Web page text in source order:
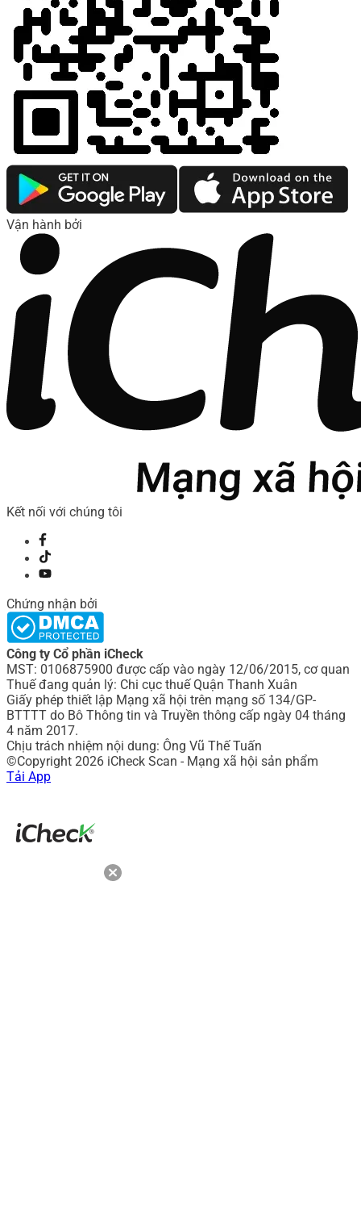
Vận hành bởi
Kết nối với chúng tôi
Chứng nhận bởi
Công ty Cổ phần iCheck
MST: 0106875900 được cấp vào ngày 12/06/2015, cơ quan
Thuế đang quản lý: Chi cục thuế Quận Thanh Xuân
Giấy phép thiết lập Mạng xã hội trên mạng số 134/GP-
BTTTT do Bô Thông tin và Truyền thông cấp ngày 04 tháng
4 năm 2017.
Chịu trách nhiệm nội dung: Ông Vũ Thế Tuấn
©Copyright 2026 iCheck Scan - Mạng xã hội sản phẩm
Tải App